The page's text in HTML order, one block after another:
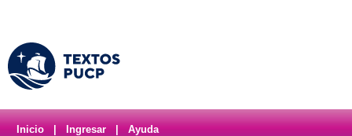
Inicio Ingresar Ayuda